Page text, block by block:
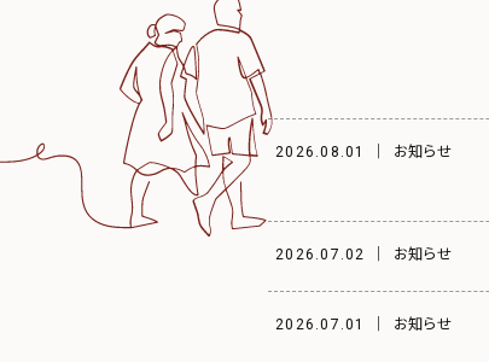
2026.08.01 お知らせ
2026.07.02 お知らせ
2026.07.01 お知らせ